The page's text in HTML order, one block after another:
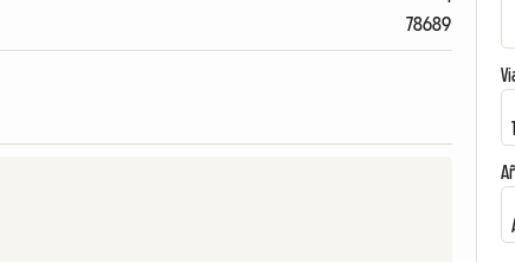
78689